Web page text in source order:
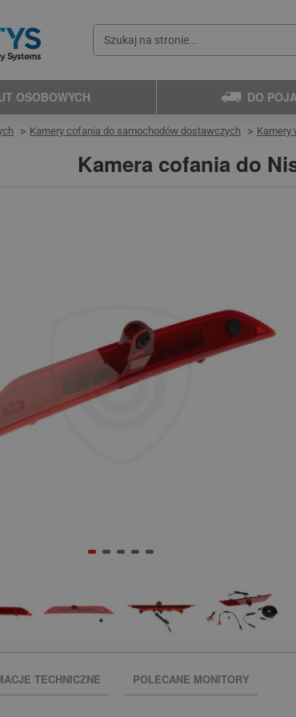
Szukaj
stronie...
OSOBOWYCH DO
Kamera cofania do
Kamery cofania do samochodów dostawczych Kamery
TECHNICZNE POLECANE MONITORY